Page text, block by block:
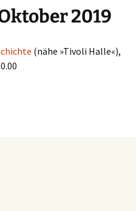
2019
(nähe »Tivoli Halle«),